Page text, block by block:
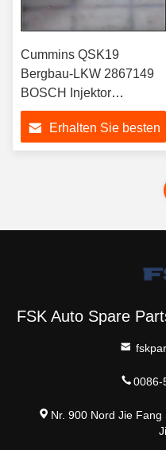
Cummins QSK19
Bergbau-LKW 2867149
BOSCH Injektor
F00BJ00004
Erhalten Sie besten
FSK Auto Spare
0086-
Nr. 900 Nord Jie Fang